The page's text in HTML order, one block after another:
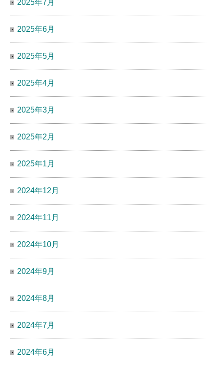
2025年7月
2025年6月
2025年5月
2025年4月
2025年3月
2025年2月
2025年1月
2024年12月
2024年11月
2024年10月
2024年9月
2024年8月
2024年7月
2024年6月